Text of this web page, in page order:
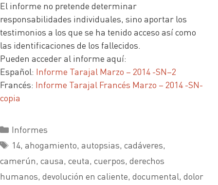
El informe no pretende determinar
responsabilidades individuales, sino aportar los
testimonios a los que se ha tenido acceso así como
las identificaciones de los fallecidos.
Pueden acceder al informe aquí:
Español: Informe Tarajal Marzo – 2014 -SN–2
Francés: Informe Tarajal Francés Marzo – 2014 -SN-
copia
Informes
14, ahogamiento, autopsias, cadáveres,
camerún, causa, ceuta, cuerpos, derechos
humanos, devolución en caliente, documental, dolor